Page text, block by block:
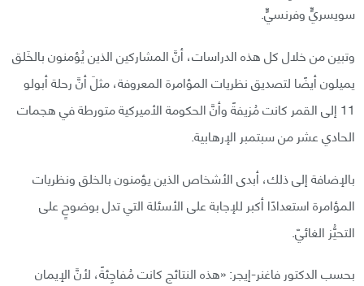
سويسريٍّ وفرنسيٍّ.
وتبين من خلال كل هذه الدراسات، أنَّ المشاركين الذين يُؤمنون بالخَلق
يميلون أيضًا لتصديق نظريات المؤامرة المعروفة، مثلَ أنَّ رحلة أبولو
11 إلى القمر كانت مُزيفةً وأنَّ الحكومة الأميركية متورطة في هجمات
الحادي عشر من سبتمبر الإرهابية.
بالإضافة إلى ذلك، أبدى الأشخاص الذين يؤمنون بالخلق ونظريات
المؤامرة استعدادًا أكبر للإجابة على الأسئلة التي تدل بوضوحٍ على
التحيُّز الغائيّ.
بحسب الدكتور فاغنر-إيجر: «هذه النتائج كانت مُفاجِئةً، لأنَّ الإيمان